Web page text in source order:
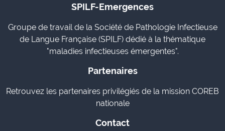
SPILF-Emergences
Groupe de travail de la Société de Pathologie Infectieuse
de Langue Française (SPILF) dédié à la thématique
"maladies infectieuses émergentes".
Partenaires
Retrouvez les partenaires privilégiés de la mission COREB
nationale
Contact